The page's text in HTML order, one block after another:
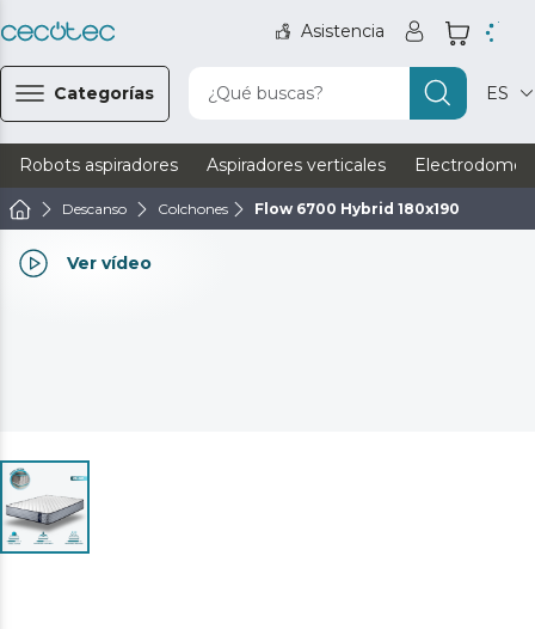
Asistencia
Categorías ¿Qué buscas? ES
Robots aspiradores Aspiradores verticales
Descanso Colchones Flow 6700 Hybrid 180x190
Ver vídeo